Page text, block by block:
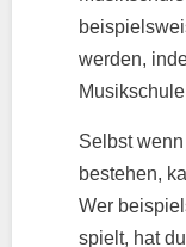
werden,
Selbst
bestehen,
Wer
spielt, hat